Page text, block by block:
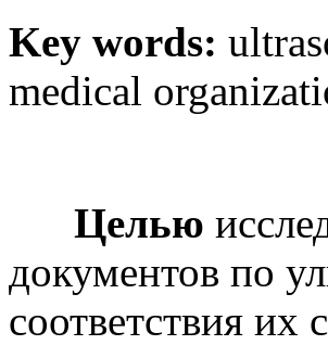
Key words:
medical
Целью
документов по
соответствия